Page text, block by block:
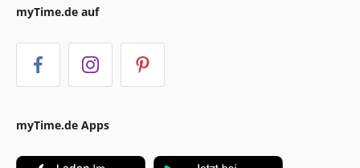
myTime.de auf
myTime.de Apps